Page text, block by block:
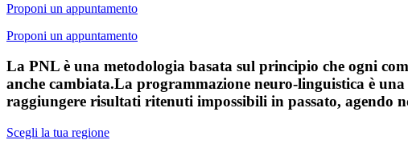
Proponi un appuntamento
Proponi un appuntamento
La PNL è una metodologia basata sul principio che ogni
anche cambiata.La programmazione neuro-linguistica è
raggiungere risultati ritenuti impossibili in passato, agendo
Scegli la tua regione